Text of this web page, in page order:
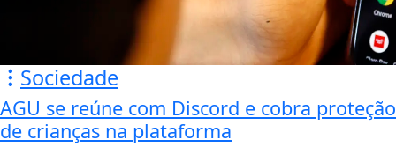
Sociedade
AGU se reúne com Discord e cobra proteção
de crianças na plataforma